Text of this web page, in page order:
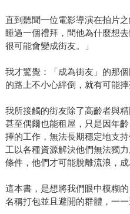
直到聽聞一位電影導演在拍片
睡過一個禮拜，問他為什麼想
很可能會變成街友。」
我才驚覺：「成為街友」的那
的路上不小心絆倒，就有可能摔
我所接觸的街友除了高齡者與
甚至偶爾也能租屋，只是因年
擇的工作，無法長期穩定地支
工以各種資源解決他們無法獨
條件，他們才可能脫離流浪，
這本書，是想將我們眼中模糊
名稱打包並且避開的群體，一一